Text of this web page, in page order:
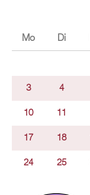
Mo Di
3 4
10 11
17 18
24 25